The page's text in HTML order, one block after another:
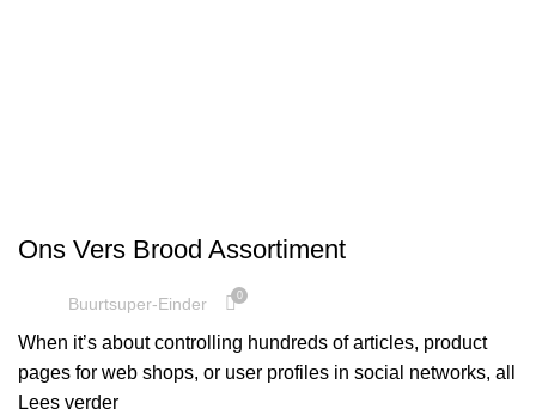
Ons Vers Brood Assortiment
Buurtsuper-Einder 0
When it’s about controlling hundreds of articles, product
pages for web shops, or user profiles in social networks, all
Lees verder